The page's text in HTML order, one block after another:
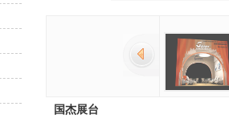
国杰展台